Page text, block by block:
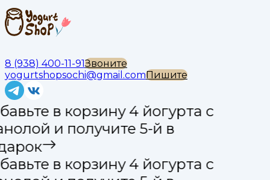
8 (938) 400-11-91Звоните
yogurtshopsochi@gmail.comПишите
в корзину 4 йогурта с
и получите 5-й в
в корзину 4 йогурта с